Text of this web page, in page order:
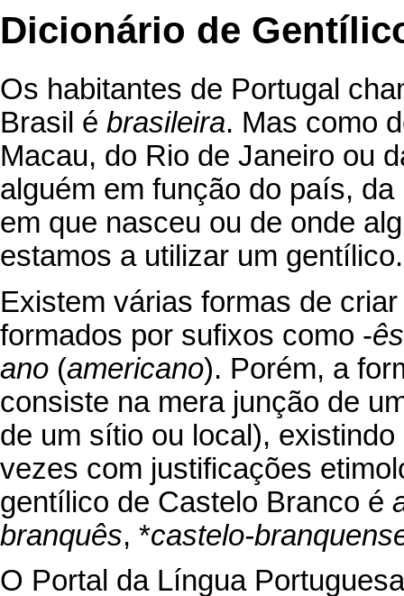
Dicionário de
Os habitantes de Portugal
Brasil é brasileira. Mas como
Macau, do Rio de Janeiro ou
alguém em função do país,
em que nasceu ou de onde
estamos a utilizar um gentílico.
Existem várias formas de
formados por sufixos como -ês
ano (americano). Porém, a
consiste na mera junção de
de um sítio ou local),
vezes com justificações
gentílico de Castelo Branco é
branquês, *castelo-
O Portal da Língua